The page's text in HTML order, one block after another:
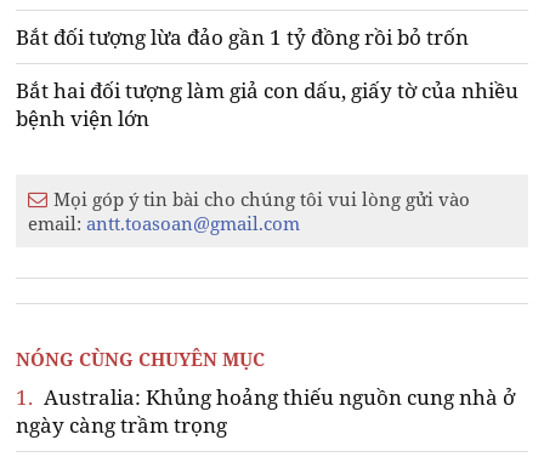
Bắt đối tượng lừa đảo gần 1 tỷ đồng rồi bỏ trốn
Bắt hai đối tượng làm giả con dấu, giấy tờ của nhiều
bệnh viện lớn
Mọi góp ý tin bài cho chúng tôi vui lòng gửi vào
email:antt.toasoan@gmail.com
NÓNG CÙNG CHUYÊN MỤC
1. Australia: Khủng hoảng thiếu nguồn cung nhà ở
ngày càng trầm trọng